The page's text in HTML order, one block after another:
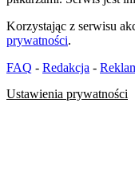
Korzystając z serwisu
prywatności.
FAQ - Redakcja -
Ustawienia prywatności